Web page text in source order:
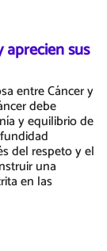
sus
entre Cáncer y
debe
y equilibrio de
del respeto y el
una
en las